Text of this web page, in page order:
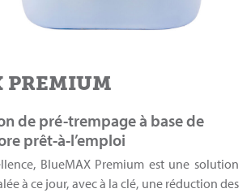
PREMIUM
de pré-trempage à base de
prêt-à-l’emploi
BlueMAX Premium est une solution
à ce jour, avec à la clé, une réduction des